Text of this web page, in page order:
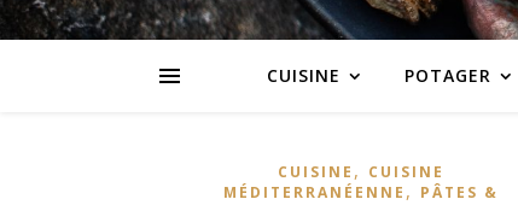
CUISINE POTAGER
CUISINE , CUISINE
MÉDITERRANÉENNE , PÂTES &